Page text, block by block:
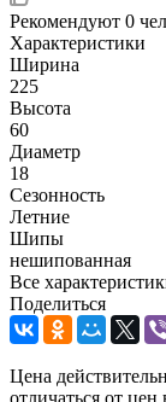
Рекомендуют 0
Характеристики
Ширина
225
Высота
60
Диаметр
18
Сезонность
Летние
Шипы
нешипованная
Все
Поделиться
Цена
отличаться от